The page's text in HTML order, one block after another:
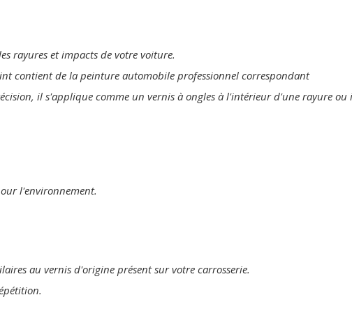
rayures et impacts de votre voiture.
contient de la peinture automobile professionnel correspondant
il s'applique comme un vernis à ongles à l'intérieur d'une rayure ou
l'environnement.
au vernis d'origine présent sur votre carrosserie.